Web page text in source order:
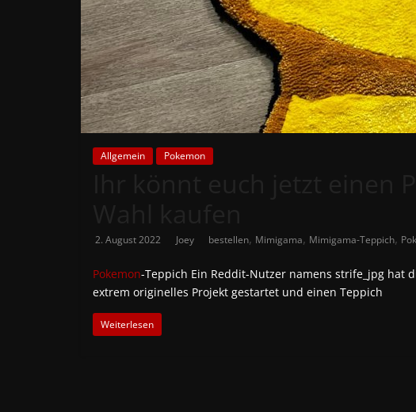
News
Auf
Phanimenal
findest
du
die
aktuellsten
Japan
Deutschland
Allgemein Pokemon
2. August 2022 Joey bestellen, Mimigama, Mimigama-Teppich,
Pokemon-Teppich Ein Reddit-Nutzer namens strife_jpg hat
extrem originelles Projekt gestartet und einen Teppich
Weiterlesen